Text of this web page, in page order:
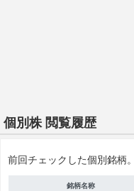
個別株 閲覧履歴
前回チェックした個別銘柄。
銘柄名称